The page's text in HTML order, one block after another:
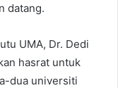
datang.
UMA, Dr. Dedi
hasrat untuk
dua universiti